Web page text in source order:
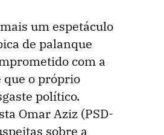
um espetáculo
de palanque
com a
o próprio
político.
Omar Aziz (PSD-
sobre a